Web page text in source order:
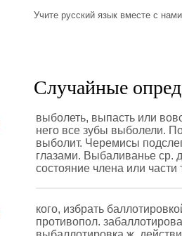
Учите русский язык вместе с
Случайные
выболеть, выпасть или
него все зубы выболели.
выболит. Черемисы
глазами. Выбаливанье ср.
состояние члена или части
кого, избрать
противопол.